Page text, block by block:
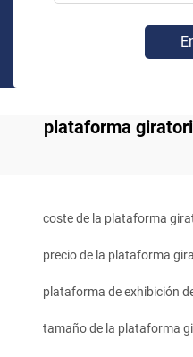
plataforma
coste de la plataforma
precio de la plataforma
plataforma de exhibición
tamaño de la plataforma